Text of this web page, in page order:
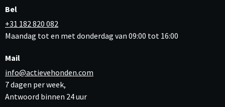
Bel
+31 182 820 082
Maandag tot en met donderdag van 09:00 tot 16:00
Mail
info@actievehonden.com
7 dagen per week,
Antwoord binnen 24 uur